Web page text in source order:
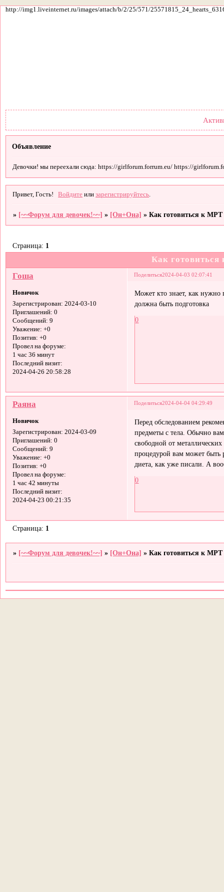
http://img1.liveinternet.ru/images/attach/b/2/25/571/
Объявление
Девочки! мы переехали сюда: https://girlforum.forrum.eu/ https://
Привет, Гость! Войдите илизарегистрируйтесь
» [~~Форум для девочек!~~] » [Он+Она] »Как готовиться к МРТ
Как
Страница: 1
Поделиться2024-04-03 02:07:41
Гоша
Новичок
Зарегистрирован: 2024-03-10
Приглашений: 0
Сообщений: 9
Уважение: +0
Позитив: +0
Провел на форуме:
1 час 36 минут
Последний визит:
2024-04-26 20:58:28
Может кто знает, как нужно
должна быть подготовка
0
Поделиться2024-04-04 04:29:49
Раяна
Новичок
Зарегистрирован: 2024-03-09
Приглашений: 0
Сообщений: 9
Уважение: +0
Позитив: +0
Провел на форуме:
1 час 42 минуты
Последний визит:
2024-04-23 00:21:35
Перед обследованием
предметы с тела. Обычно
свободной от
процедурой вам может быть
диета, как уже писали. А
0
Страница: 1
» [~~Форум для девочек!~~] » [Он+Она] »Как готовиться к МРТ